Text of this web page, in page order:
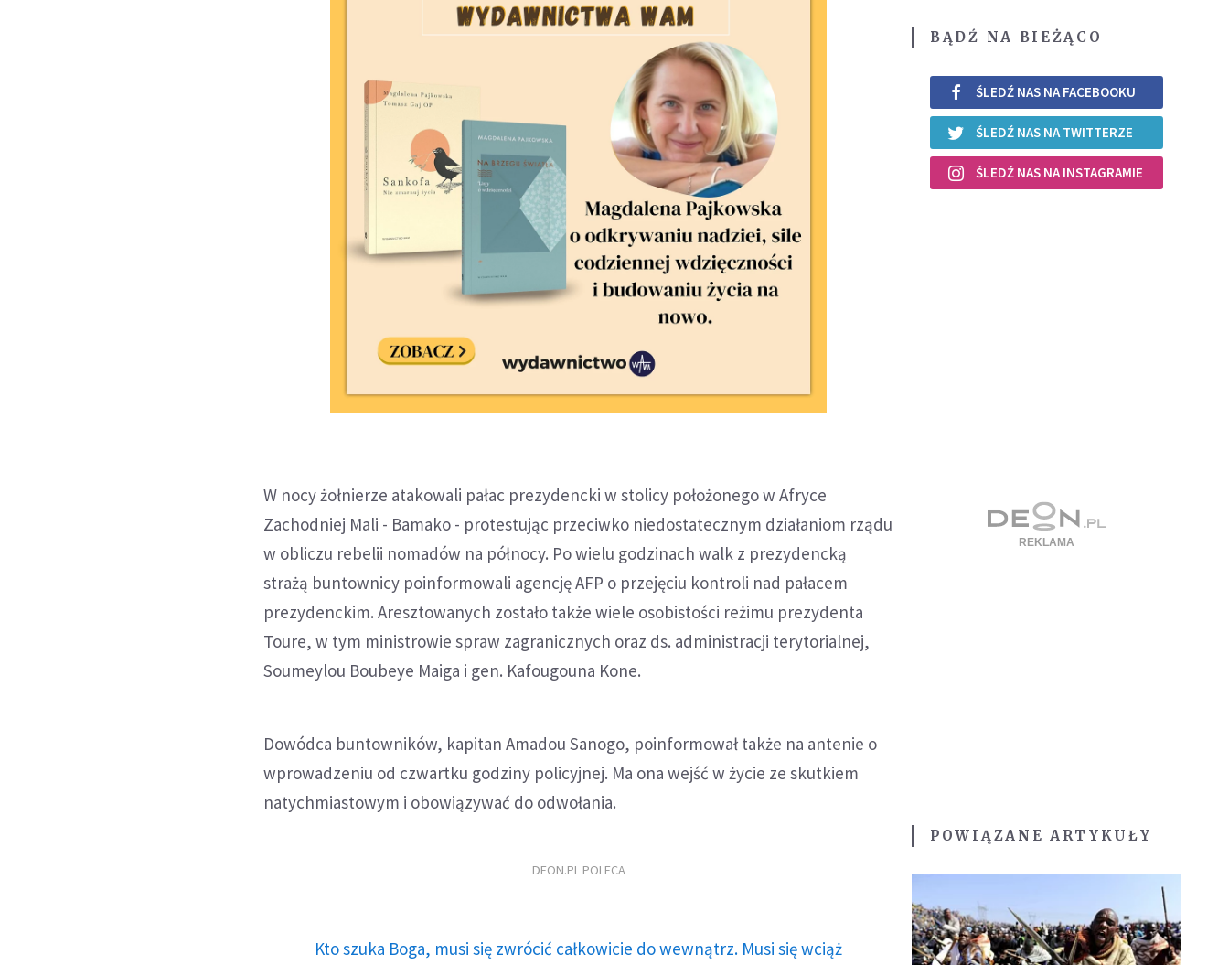
W nocy żołnierze atakowali pałac prezydencki w stolicy położonego w Afryce
Zachodniej Mali - Bamako - protestując przeciwko niedostatecznym działaniom rządu
w obliczu rebelii nomadów na północy. Po wielu godzinach walk z prezydencką
strażą buntownicy poinformowali agencję AFP o przejęciu kontroli nad pałacem
prezydenckim. Aresztowanych zostało także wiele osobistości reżimu prezydenta
Toure, w tym ministrowie spraw zagranicznych oraz ds. administracji terytorialnej,
Soumeylou Boubeye Maiga i gen. Kafougouna Kone.
Dowódca buntowników, kapitan Amadou Sanogo, poinformował także na antenie o
wprowadzeniu od czwartku godziny policyjnej. Ma ona wejść w życie ze skutkiem
natychmiastowym i obowiązywać do odwołania.
DEON.PL POLECA
Kto szuka Boga, musi się zwrócić całkowicie do wewnątrz. Musi się wciąż
BĄDŹ NA BIEŻĄCO
ŚLEDŹ NAS NA FACEBOOKU
ŚLEDŹ NAS NA TWITTERZE
ŚLEDŹ NAS NA INSTAGRAMIE
POWIĄZANE ARTYKUŁY